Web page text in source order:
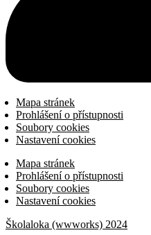
Mapa stránek
Prohlášení o přístupnosti
Soubory cookies
Nastavení cookies
Mapa stránek
Prohlášení o přístupnosti
Soubory cookies
Nastavení cookies
Školaloka (wwworks) 2024